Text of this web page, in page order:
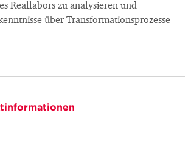
Reallabors zu analysieren und
über Transformationsprozesse